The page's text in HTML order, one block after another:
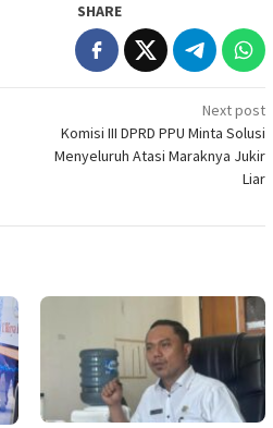
SHARE
Next post
Komisi III DPRD PPU Minta Solusi
Menyeluruh Atasi Maraknya Jukir
Liar